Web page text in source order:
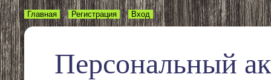
Персональный
Главная Регистрация Вход